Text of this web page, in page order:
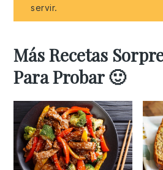
servir.
Más Recetas
Para Probar 🙂